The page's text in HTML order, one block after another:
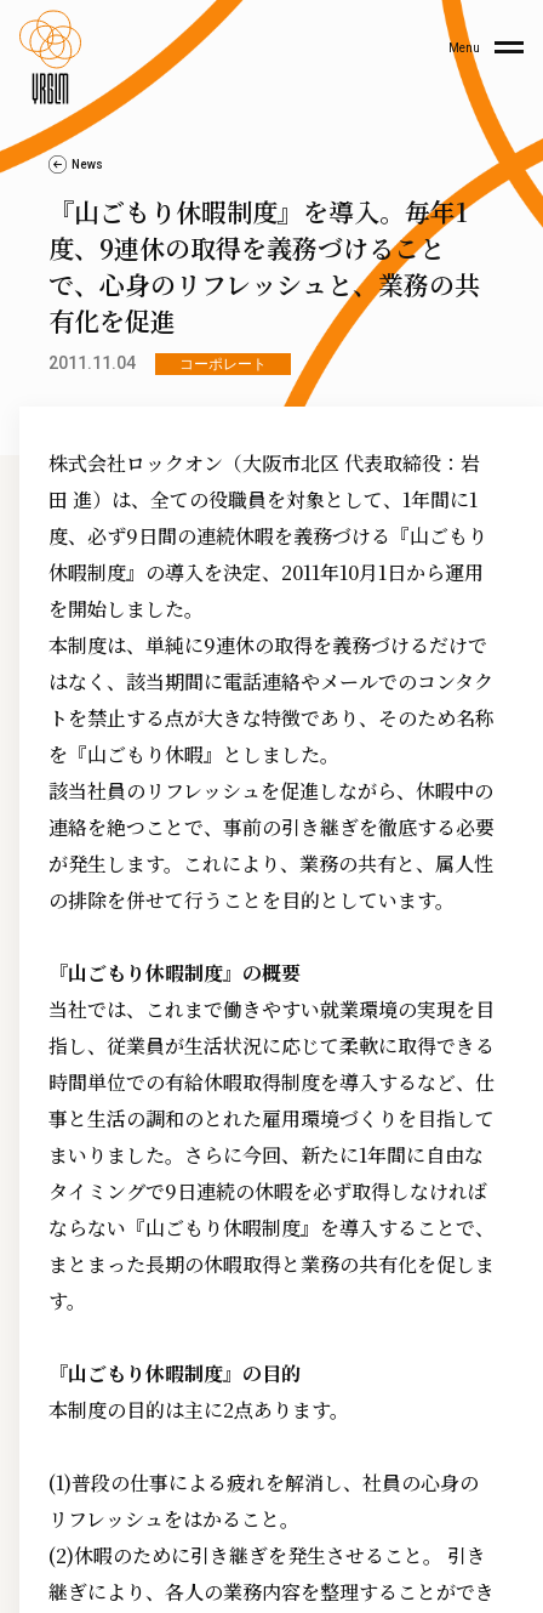
Menu
News
『山ごもり休暇制度』を導入。毎年1
度、9連休の取得を義務づけること
で、心身のリフレッシュと、業務の共
有化を促進
2011.11.04 コーポレート
株式会社ロックオン（大阪市北区 代表取締役：岩
田 進）は、全ての役職員を対象として、1年間に1
度、必ず9日間の連続休暇を義務づける『山ごもり
休暇制度』の導入を決定、2011年10月1日から運用
を開始しました。
本制度は、単純に9連休の取得を義務づけるだけで
はなく、該当期間に電話連絡やメールでのコンタク
トを禁止する点が大きな特徴であり、そのため名称
を『山ごもり休暇』としました。
該当社員のリフレッシュを促進しながら、休暇中の
連絡を絶つことで、事前の引き継ぎを徹底する必要
が発生します。これにより、業務の共有と、属人性
の排除を併せて行うことを目的としています。
『山ごもり休暇制度』の概要
当社では、これまで働きやすい就業環境の実現を目
指し、従業員が生活状況に応じて柔軟に取得できる
時間単位での有給休暇取得制度を導入するなど、仕
事と生活の調和のとれた雇用環境づくりを目指して
まいりました。さらに今回、新たに1年間に自由な
タイミングで9日連続の休暇を必ず取得しなければ
ならない『山ごもり休暇制度』を導入することで、
まとまった長期の休暇取得と業務の共有化を促しま
す。
『山ごもり休暇制度』の目的
本制度の目的は主に2点あります。
(1)普段の仕事による疲れを解消し、社員の心身の
リフレッシュをはかること。
(2)休暇のために引き継ぎを発生させること。 引き
継ぎにより、各人の業務内容を整理することができ